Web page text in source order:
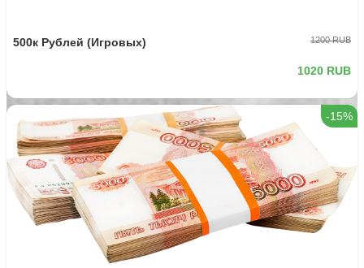
500к Рублей (Игровых) 1200 RUB
1020 RUB
-15%